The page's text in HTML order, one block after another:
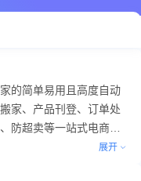
的简单易用且高度自动
家、产品刊登、订单处
防超卖等一站式电商解
展开